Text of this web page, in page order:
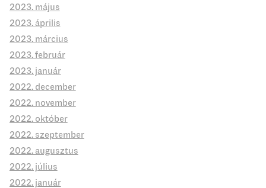
2023. május
2023. április
2023. március
2023. február
2023. január
2022. december
2022. november
2022. október
2022. szeptember
2022. augusztus
2022. július
2022. január